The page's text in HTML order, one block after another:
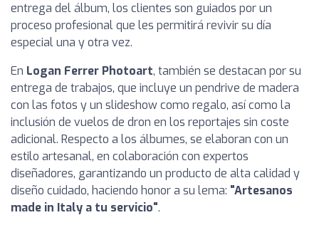
entrega del álbum, los clientes son guiados por un
proceso profesional que les permitirá revivir su día
especial una y otra vez.
En Logan Ferrer Photoart, también se destacan por su
entrega de trabajos, que incluye un pendrive de madera
con las fotos y un slideshow como regalo, así como la
inclusión de vuelos de dron en los reportajes sin coste
adicional. Respecto a los álbumes, se elaboran con un
estilo artesanal, en colaboración con expertos
diseñadores, garantizando un producto de alta calidad y
diseño cuidado, haciendo honor a su lema: "Artesanos
made in Italy a tu servicio".